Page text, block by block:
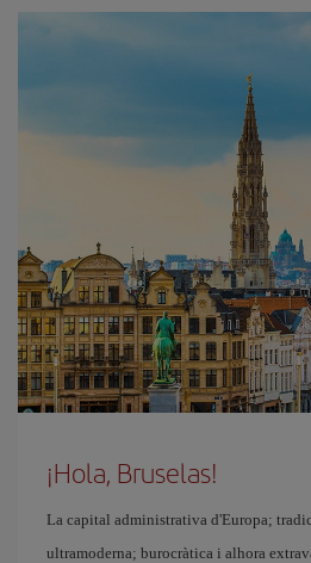
¡Hola, Bruselas!
La capital administrativa d'Europa;
ultramoderna; burocràtica i alhora